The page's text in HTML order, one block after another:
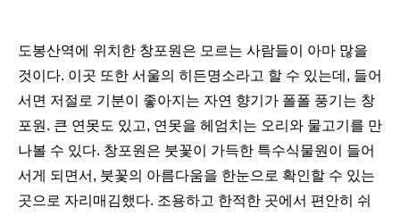
도봉산역에 위치한 창포원은 모르는 사람들이 아마 많을
것이다. 이곳 또한 서울의 히든명소라고 할 수 있는데 , 들어
서면 저절로 기분이 좋아지는 자연 향기가 폴폴 풍기는 창
포원 . 큰 연못도 있고, 연못을 헤엄치는 오리와 물고기를 만
나볼 수 있다. 창포원은 붓꽃이 가득한 특수식물원이 들어
서게 되면서 , 붓꽃의 아름다움을 한눈으로 확인할 수 있는
곳으로 자리매김했다. 조용하고 한적한 곳에서 편안히 쉬